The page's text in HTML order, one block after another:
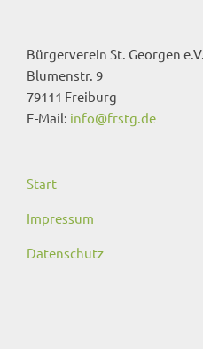
Bürgerverein St. Georgen e.V.
Blumenstr. 9
79111 Freiburg
E-Mail: info@frstg.de
Start
Impressum
Datenschutz